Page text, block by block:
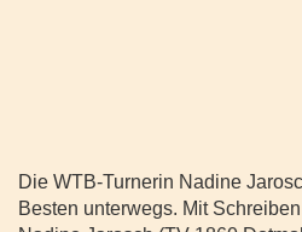
Die WTB-Turnerin Nadine
Besten unterwegs. Mit